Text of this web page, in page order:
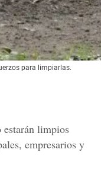
para limpiarlas.
estarán limpios
empresarios y